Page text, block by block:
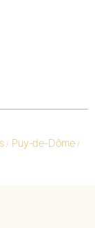
/ Puy-de-Dôme /